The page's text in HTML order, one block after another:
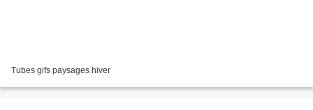
Tubes gifs paysages hiver